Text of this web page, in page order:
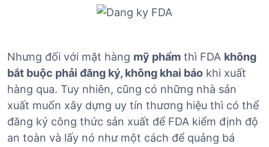
Nhưng đối với mặt hàng mỹ phẩm thì FDA không
bắt buộc phải đăng ký, không khai báo khi xuất
hàng qua. Tuy nhiên, cũng có những nhà sản
xuất muốn xây dựng uy tín thương hiệu thì có thể
đăng ký công thức sản xuất để FDA kiểm định độ
an toàn và lấy nó như một cách để quảng bá